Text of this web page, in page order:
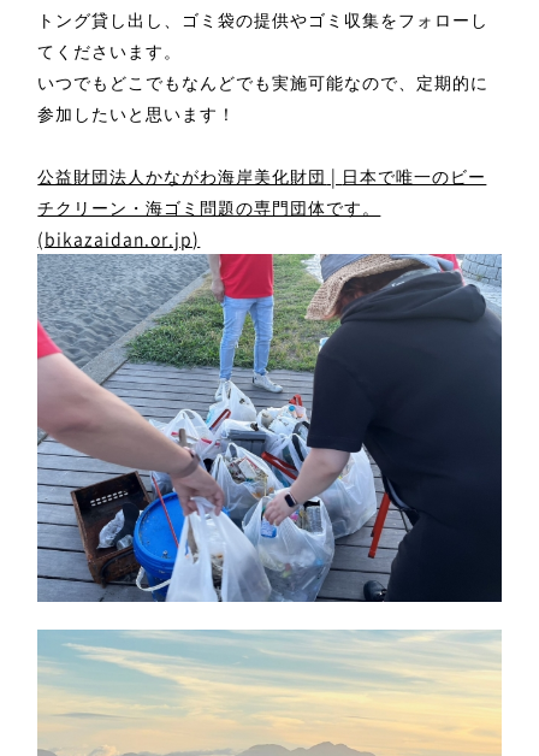
トング貸し出し、ゴミ袋の提供やゴミ収集をフォローし
てくださいます。
いつでもどこでもなんどでも実施可能なので、 定期的に
参加したいと思います！
公益財団法人かながわ海岸美化財団 | 日本で唯一のビー
チクリーン・海ゴミ問題の専門団体です。
(bikazaidan.or.jp)